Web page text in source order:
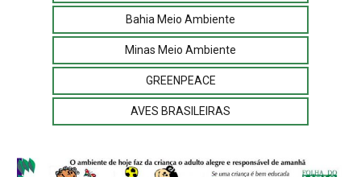
Bahia Meio Ambiente
Minas Meio Ambiente
GREENPEACE
AVES BRASILEIRAS